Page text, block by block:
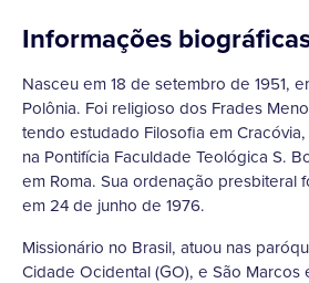
Informações
Nasceu em 18 de setembro de 1951,
Polônia. Foi religioso dos Frades
tendo estudado Filosofia em
na Pontifícia Faculdade Teológica S.
em Roma. Sua ordenação presbiteral
em 24 de junho de 1976.
Missionário no Brasil, atuou nas
Cidade Ocidental (GO), e São Marcos